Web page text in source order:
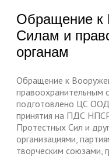
Обращение к
Силам и
органам
Обращение к
правоохранительным
подготовлено ЦС
принятия на ПДС
Протестных Сил и
организациями,
творческим союзами,